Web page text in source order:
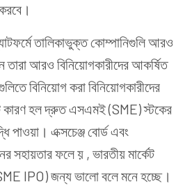
তালিকাভুক্ত কোম্পানিগুলি আরও
তারা আরও বিনিয়োগকারীদের আকর্ষিত
বিনিয়োগ করা বিনিয়োগকারীদের
কারণ হল দ্রুত এসএমই (SME) স্টকের
পাওয়া। এক্সচেঞ্জ বোর্ড এবং
সহায়তার ফলে য় , ভারতীয় মার্কেট
IPO) জন্য ভালো বলে মনে হচ্ছে।